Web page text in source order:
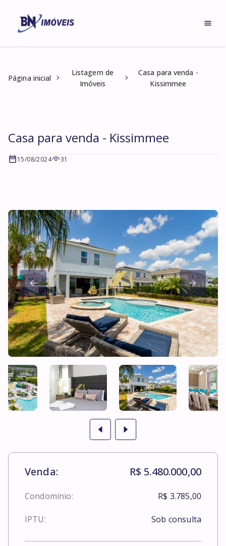
Página inicial
Listagem de
Imóveis
Casa para venda -
Kissimmee
Casa para venda - Kissimmee
15/08/2024 31
Venda: R$ 5.480.000,00
Condomínio: R$ 3.785,00
IPTU: Sob consulta